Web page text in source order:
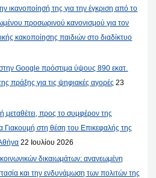
ικανοποίησή της για την έγκριση από το
προσωρινού κανονισμού για τον
κακοποίησης παιδιών στο διαδίκτυο
Google πρόστιμα ύψους 890 εκατ.
πράξης για τις ψηφιακές αγορές 23
προς το συμφέρον της
Γιακουμή στη θέση του Επικεφαλής της
22 Ιουλίου 2026
δικαιωμάτων: ανανεωμένη
και την ενδυνάμωση των πολιτών της